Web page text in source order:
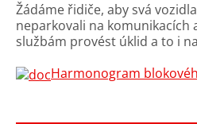
Žádáme řidiče, aby svá
neparkovali na komunikacích
službám provést úklid a to i
Harmonogram